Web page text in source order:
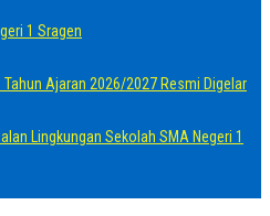
1 Sragen
Tahun Ajaran 2026/2027 Resmi Digelar
Lingkungan Sekolah SMA Negeri 1